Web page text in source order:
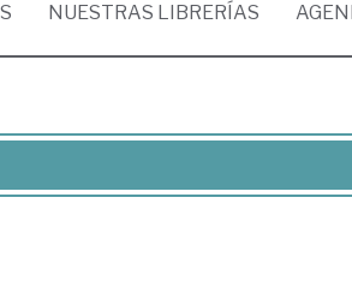
NUESTRAS LIBRERÍAS